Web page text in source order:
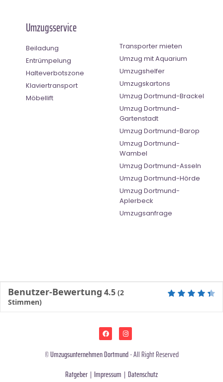
Umzugsservice
Beiladung
Entrümpelung
Halteverbotszone
Klaviertransport
Möbellift
Transporter mieten
Umzug mit Aquarium
Umzugshelfer
Umzugskartons
Umzug Dortmund-Brackel
Umzug Dortmund-
Gartenstadt
Umzug Dortmund-Barop
Umzug Dortmund-
Wambel
Umzug Dortmund-Asseln
Umzug Dortmund-Hörde
Umzug Dortmund-
Aplerbeck
Umzugsanfrage
Benutzer-Bewertung 4.5 (2
Stimmen)
©Umzugsunternehmen Dortmund- All Right Reserved
Ratgeber | Impressum | Datenschutz